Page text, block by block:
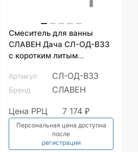
Смеситель для ванны
СЛАВЕН Дача СЛ-ОД-В33
с коротким литым
Артикул СЛ-ОД-В33
Бренд СЛАВЕН
Цена РРЦ 7 174 ₽
Персональная цена доступна
после
регистрации